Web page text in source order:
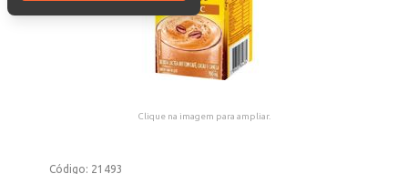
Clique na imagem para ampliar.
Código: 21493